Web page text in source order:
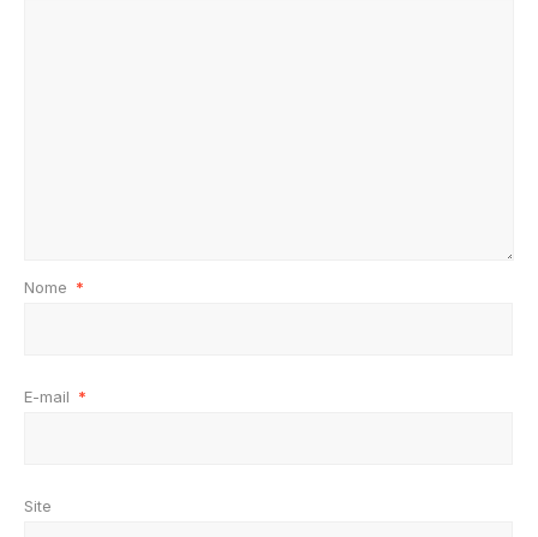
Nome *
E-mail *
Site